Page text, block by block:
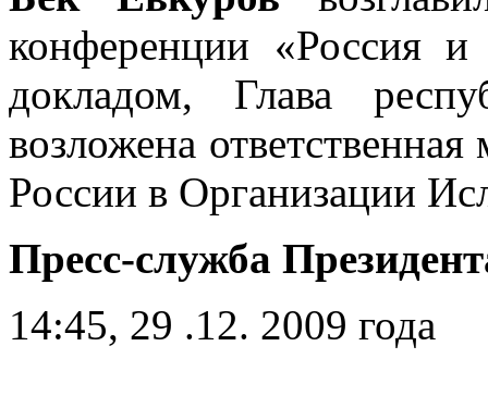
конференции «Россия
докладом, Глава
возложена
России в Организации
Пресс-служба
14:45, 29 .12. 2009 года